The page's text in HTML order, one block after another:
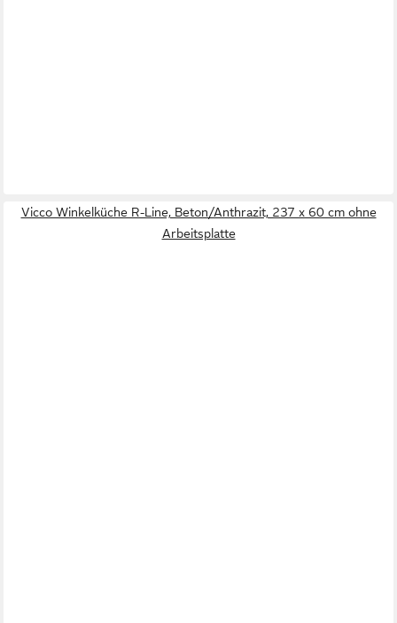
Vicco Winkelküche R-Line, Beton/Anthrazit, 237 x 60 cm ohne
Arbeitsplatte